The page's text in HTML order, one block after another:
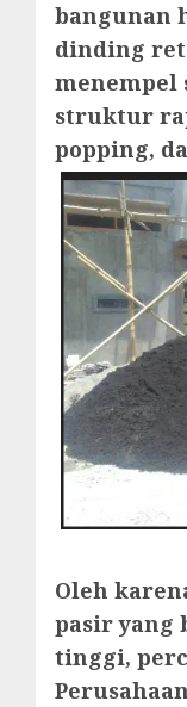
bangunan
dinding
menempel
struktur
popping,
Oleh
pasir yang
tinggi,